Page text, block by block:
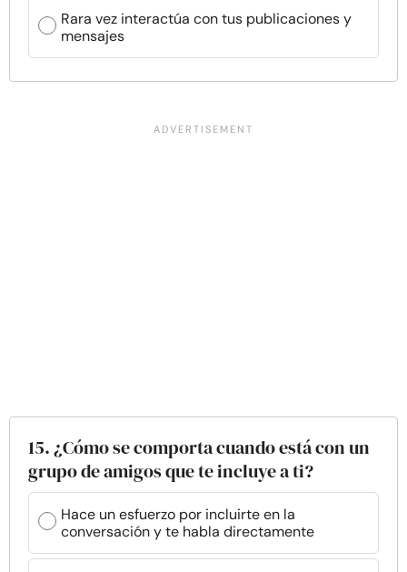
Rara vez interactúa con tus publicaciones y
mensajes
15. ¿Cómo se comporta cuando está con un
grupo de amigos que te incluye a ti?
Hace un esfuerzo por incluirte en la
conversación y te habla directamente